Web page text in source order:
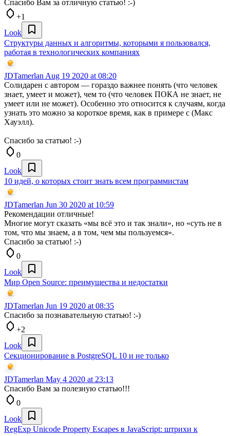
Спасибо Вам за отличную статью! :-)
+1
Look
Структуры данных и алгоритмы, которыми я пользовался,
работая в технологических компаниях
JDTamerlan Aug 19 2020 at 08:20
Солидарен с автором — гораздо важнее понять (что человек
знает, умеет и может), чем то (что человек ПОКА не знает, не
умеет или не может). Особенно это относится к случаям, когда
узнать это можно за короткое время, как в примере с (Макс
Хауэлл).
Спасибо за статью! :-)
0
Look
10 идей, о которых стоит знать всем программистам
JDTamerlan Jun 30 2020 at 10:59
Рекомендации отличные!
Многие могут сказать «мы всё это и так знали», но «суть не в
том, что мы знаем, а в том, чем мы пользуемся».
Спасибо за статью! :-)
0
Look
Мир Open Source: преимущества и недостатки
JDTamerlan Jun 19 2020 at 08:35
Спасибо за познавательную статью! :-)
+2
Look
Секционирование в PostgreSQL 10 и не только
JDTamerlan May 4 2020 at 23:13
Спасибо Вам за полезную статью!!!
0
Look
RegExp Unicode Property Escapes в JavaScript: штрихи к